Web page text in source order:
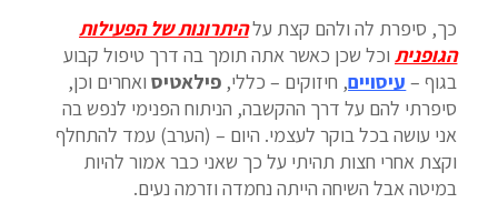
כך, סיפרת לה ולהם קצת עלהיתרונות של הפעילות
הגופניתוכל שכן כאשר אתה תומך בה דרך טיפול קבוע
בגוף – עיסויים, חיזוקים – כללי, פילאטיסואחרים וכן,
סיפרתי להם על דרך ההקשבה, הניתוח הפנימי לנפש בה
אני עושה בכל בוקר לעצמי. היום – (הערב) עמד להתחלף
וקצת אחרי חצות תהיתי על כך שאני כבר אמור להיות
במיטה אבל השיחה הייתה נחמדה וזרמה נעים.